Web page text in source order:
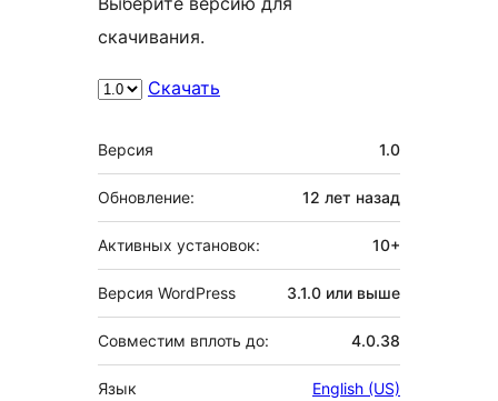
скачивания.
Скачать
Мета
Версия 1.0
Обновление: 12 лет назад
Активных установок: 10+
Версия WordPress 3.1.0 или выше
Совместим вплоть до: 4.0.38
Язык English (US)